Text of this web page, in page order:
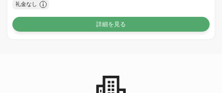
礼金なし
詳細を見る